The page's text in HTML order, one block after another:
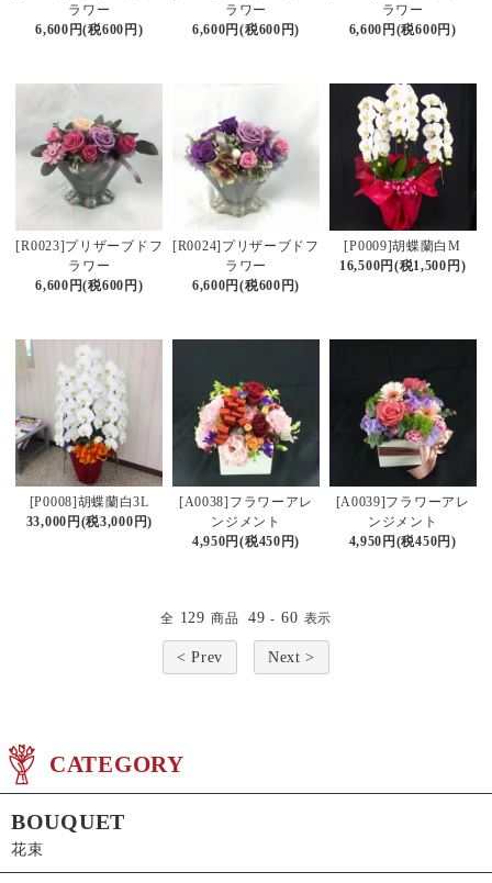
ラワー
6,600円(税600円)
ラワー
6,600円(税600円)
ラワー
6,600円(税600円)
[R0023]プリザーブドフ
ラワー
6,600円(税600円)
[R0024]プリザーブドフ
ラワー
6,600円(税600円)
[P0009]胡蝶蘭白M
16,500円(税1,500円)
[P0008]胡蝶蘭白3L
33,000円(税3,000円)
[A0038]フラワーアレ
ンジメント
4,950円(税450円)
[A0039]フラワーアレ
ンジメント
4,950円(税450円)
全 129 商品 49 - 60 表示
< Prev Next >
CATEGORY
BOUQUET
花束